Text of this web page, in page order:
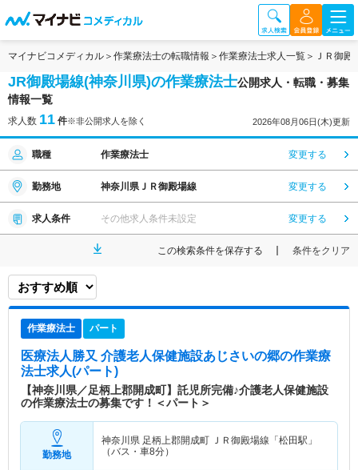
マイナビコメディカル 作業療法士の転職情報 作業療法士求人一覧 ＪＲ御
JR御殿場線(神奈川県)の作業療法士公開求人・転職・募集
情報一覧
求人数 11 件※非公開求人を除く 2026年08月06日(木)更新
職種 作業療法士 変更する
勤務地 神奈川県ＪＲ御殿場線 変更する
求人条件 その他求人条件未設定 変更する
この検索条件を保存する 条件をクリア
作業療法士 パート
医療法人勝又 介護老人保健施設あじさいの郷の作業療
法士求人(パート)
【神奈川県／足柄上郡開成町】託児所完備♪介護老人保健施設
の作業療法士の募集です！＜パート＞
勤務地
神奈川県 足柄上郡開成町 ＪＲ御殿場線「松田駅」
（バス・車8分）